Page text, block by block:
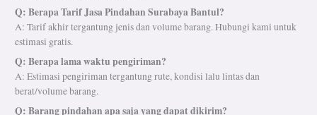
Q: Berapa Tarif Jasa Pindahan Surabaya Bantul?
A: Tarif akhir tergantung jenis dan volume barang. Hubungi kami untuk
estimasi gratis.
Q: Berapa lama waktu pengiriman?
A: Estimasi pengiriman tergantung rute, kondisi lalu lintas dan
berat/volume barang.
Q: Barang pindahan apa saja yang dapat dikirim?